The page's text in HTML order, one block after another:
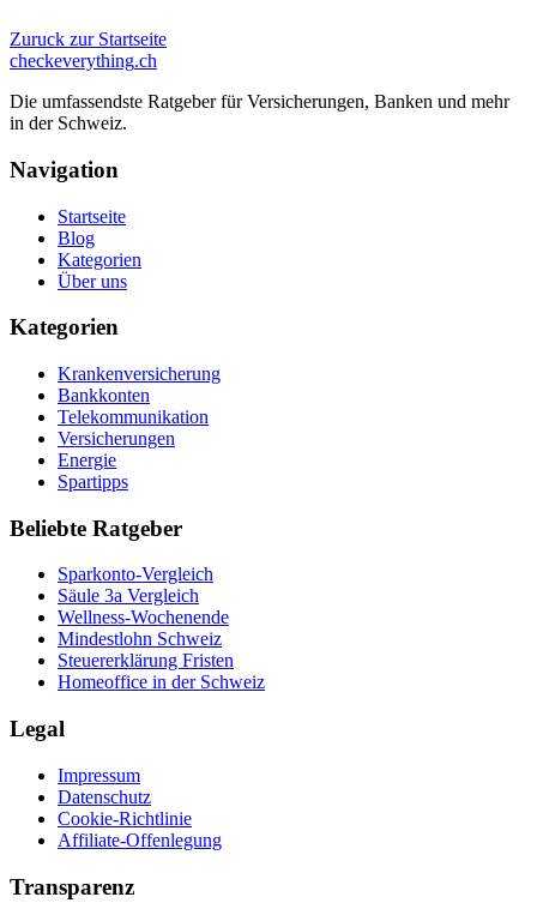
Zuruck zur Startseite
checkeverything.ch
Die umfassendste Ratgeber für Versicherungen, Banken und mehr
in der Schweiz.
Navigation
Startseite
Blog
Kategorien
Über uns
Kategorien
Krankenversicherung
Bankkonten
Telekommunikation
Versicherungen
Energie
Spartipps
Beliebte Ratgeber
Sparkonto-Vergleich
Säule 3a Vergleich
Wellness-Wochenende
Mindestlohn Schweiz
Steuererklärung Fristen
Homeoffice in der Schweiz
Legal
Impressum
Datenschutz
Cookie-Richtlinie
Affiliate-Offenlegung
Transparenz